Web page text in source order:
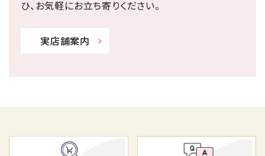
ひ、お気軽にお立ち寄りください。
実店舗案内